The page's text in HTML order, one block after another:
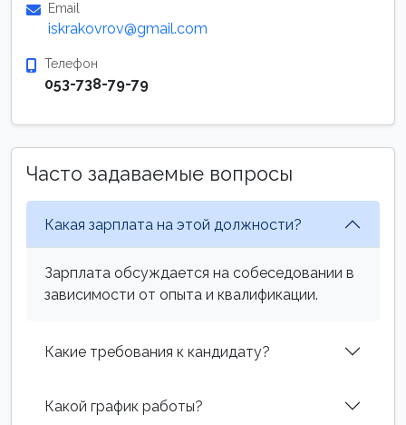
Email
iskrakovrov@gmail.com
Телефон
053-738-79-79
Часто задаваемые вопросы
Какая зарплата на этой должности?
Зарплата обсуждается на собеседовании в
зависимости от опыта и квалификации.
Какие требования к кандидату?
Какой график работы?